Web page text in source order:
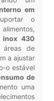
em
o
inox 430
áreas de
a ajustar
o estável
de
uma